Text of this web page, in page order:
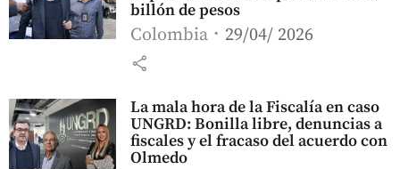
billón de pesos
Colombia 29/04/ 2026
share
La mala hora de la Fiscalía en caso
UNGRD: Bonilla libre, denuncias a
fiscales y el fracaso del acuerdo con
Olmedo